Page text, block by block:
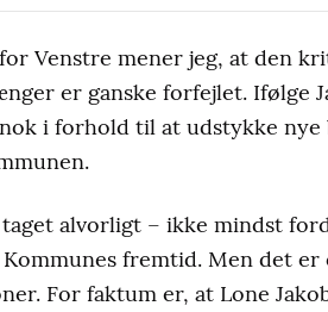
Venstre mener jeg, at den
er ganske forfejlet. Ifølge
i forhold til at udstykke nye
alvorligt – ikke mindst
fremtid. Men det
For faktum er, at Lone